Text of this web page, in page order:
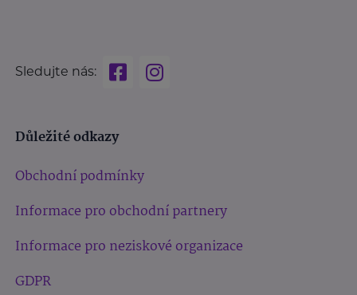
Sledujte nás:
Důležité odkazy
Obchodní podmínky
Informace pro obchodní partnery
Informace pro neziskové organizace
GDPR